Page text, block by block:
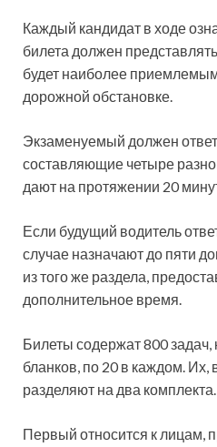
Каждый кандидат в ходе
билета должен
будет наиболее
дорожной обстановке.
Экзаменуемый должен
составляющие четыре
дают на протяжении 20
Если будущий водитель
случае назначают до пяти
из того же раздела,
дополнительное время.
Билеты содержат 800 задач,
бланков, по 20 в каждом. Их,
разделяют на два комплекта.
Первый относится к лицам,